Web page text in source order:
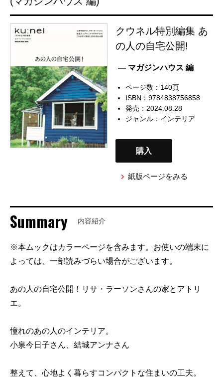
クウネル特別編集 あ
の人の自宅公開!
— マガジンハウス 編
ページ数：140頁
ISBN：9784838756858
発売：2024.08.28
ジャンル： インテリア
購入
紙版ページをみる
Summary 内容紹介
※本ムックはカラーページを含みます。お使いの端末に
よっては、一部読みづらい場合がございます。
あの人の自宅公開！リサ・ラーソンさんの家とアトリ
エ。
憧れのあの人のインテリア。
小泉今日子さん、結城アンナさん
整えて、心地よく暮らすコンパクトな住まいの工夫。